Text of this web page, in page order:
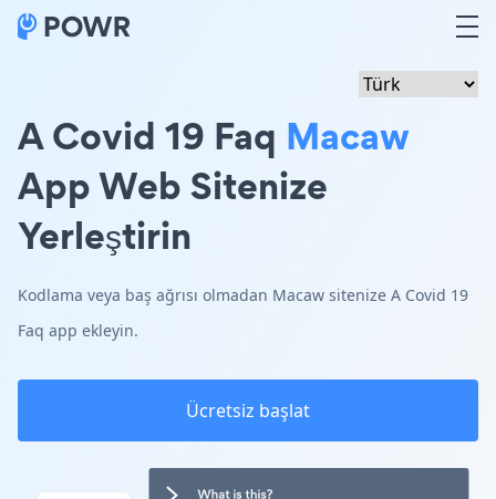
A Covid 19 Faq Macaw
App Web Sitenize
Yerleştirin
Kodlama veya baş ağrısı olmadan Macaw sitenize A Covid 19
Faq app ekleyin.
Ücretsiz başlat